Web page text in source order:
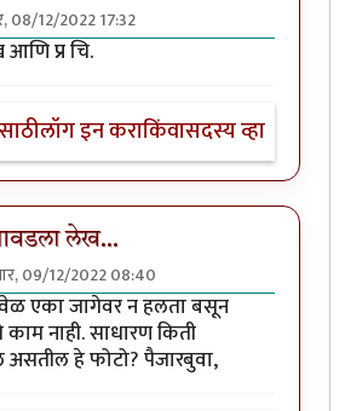
08/12/2022 17:32
प्र चि.
लॉग इन कराकिंवासदस्य व्हा
लेख...
09/12/2022 08:40
एका जागेवर न हलता बसून
नाही. साधारण किती
हे फोटो? पैजारबुवा,